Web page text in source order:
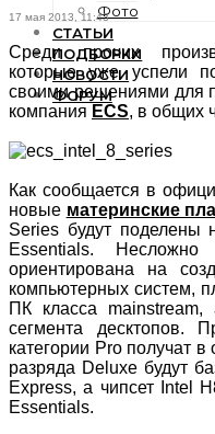
Фото
СТАТЬИ
ПОДБОРКИ
НОВОСТИ
ФОРУМ
17 мая 2013, 11:43
Среди прочих
которые уже успели
своими решениями для
компания ECS, в общих
Как сообщается в
новые материнские
Series будут поделены
Essentials.
ориентирована на
компьютерных систем,
ПК класса
сегмента десктопов.
категории Pro получат
разряда Deluxe будут
Express, а чипсет Intel
Essentials.